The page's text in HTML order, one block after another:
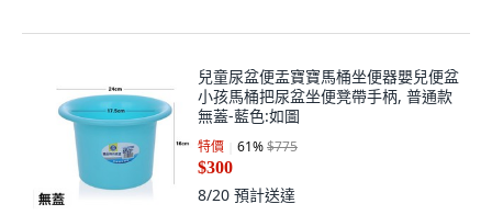
兒童尿盆便盂寶寶馬桶坐便器嬰兒便盆
小孩馬桶把尿盆坐便凳帶手柄, 普通款
無蓋-藍色:如圖
特價 61%$775
$300
8/20 預計送達